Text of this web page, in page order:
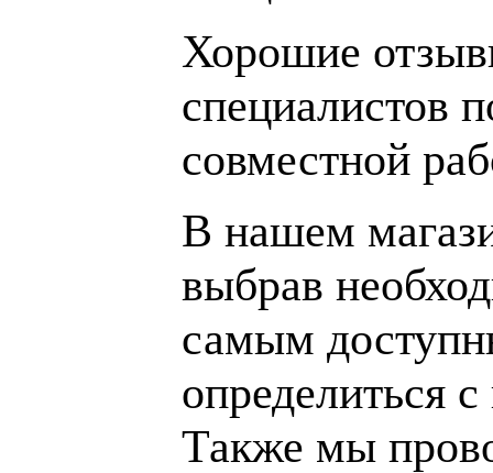
Хорошие
специалистов
совместной
В нашем
выбрав
самым
определиться
Также мы